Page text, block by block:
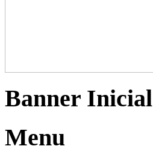
Banner Inicial
Menu